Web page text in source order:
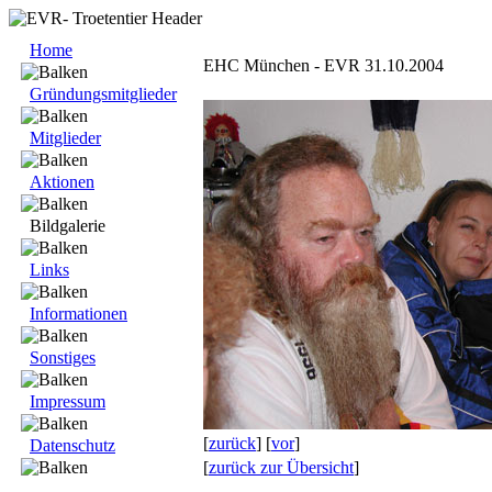
Home
Gründungsmitglieder
Mitglieder
Aktionen
Bildgalerie
Links
Informationen
Sonstiges
Impressum
Datenschutz
EHC München - EVR 31.10.2004
[zurück] [vor]
[zurück zur Übersicht]